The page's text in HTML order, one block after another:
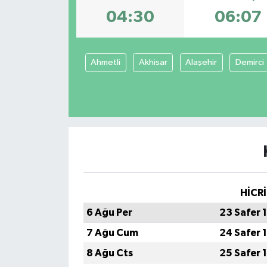
04:30 06:07
Ahmetli Akhisar Alaşehir Demirci
HİCRİ
6 Ağu Per
23 Safer
7 Ağu Cum
24 Safer
8 Ağu Cts
25 Safer